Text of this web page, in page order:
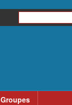
Groupes